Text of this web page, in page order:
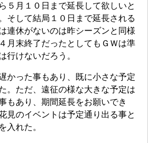
５月１０日まで延長して欲しいと
そして結局１０日まで延長される
連休がないのは昨シーズンと同様
月末終了だったとしてもＧＷは準
行けないだろう。
かった事もあり、既に小さな予定
。ただ、遠征の様な大きな予定は
もあり、期間延長をお願いでき
見のイベントは予定通り出る事と
入れた。